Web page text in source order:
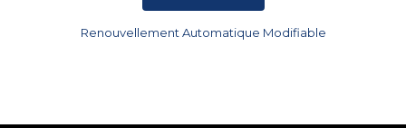
Renouvellement Automatique Modifiable